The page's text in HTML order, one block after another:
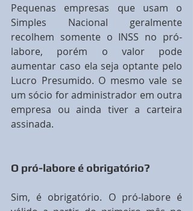
Pequenas empresas que usam o
Simples Nacional geralmente
recolhem somente o INSS no pró-
labore, porém o valor pode
aumentar caso ela seja optante pelo
Lucro Presumido. O mesmo vale se
um sócio for administrador em outra
empresa ou ainda tiver a carteira
assinada.
O pró-labore é obrigatório?
Sim, é obrigatório. O pró-labore é